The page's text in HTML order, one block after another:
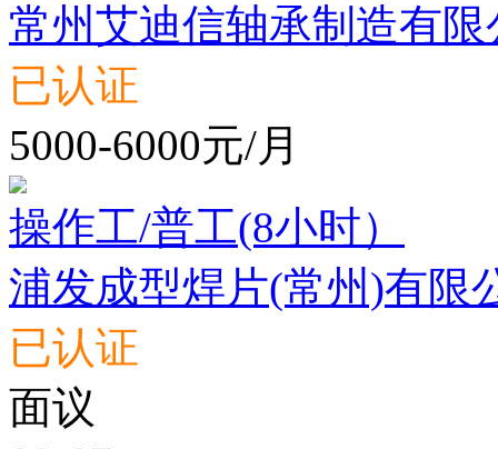
常州艾迪信轴承制造有限
已认证
5000-6000元/月
操作工/普工(8小时）
浦发成型焊片(常州)有限
已认证
面议